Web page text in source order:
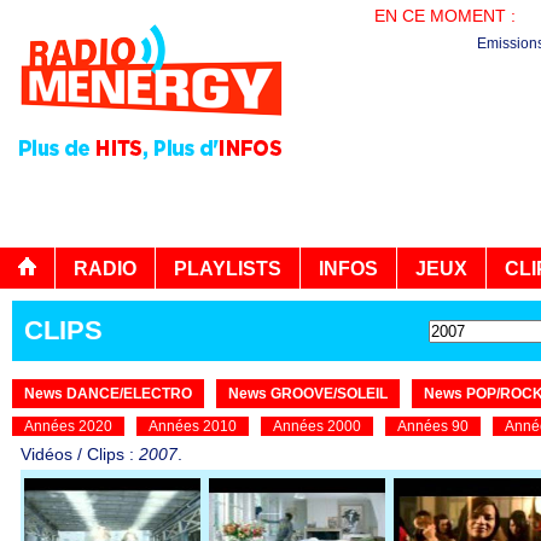
EN CE MOMENT :
RADIO PLAYLISTS INFOS JEUX
CLIPS
News DANCE/ELECTRO News GROOVE/SOLEIL
News POP/
Années 2020
Années 2010 Années 2000 Années 90
Vidéos / Clips : 2007.